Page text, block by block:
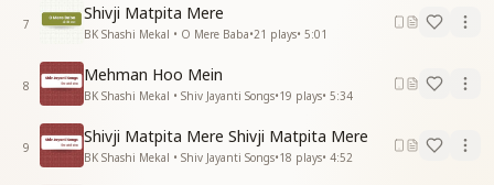
7
Shivji Matpita Mere
BK Shashi Mekal • O Mere Baba•21 plays• 5:01
8
Mehman Hoo Mein
BK Shashi Mekal • Shiv Jayanti Songs•19 plays• 5:34
9
Shivji Matpita Mere Shivji Matpita Mere
BK Shashi Mekal • Shiv Jayanti Songs•18 plays• 4:52